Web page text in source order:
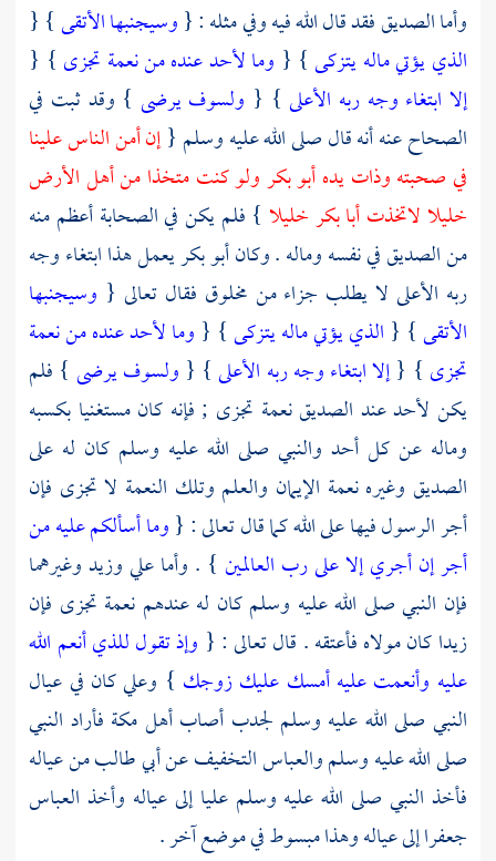
وأماالصديقفقد قال الله فيه وفي مثله : {وسيجنبها الأتقى} {
الذي يؤتي ماله يتزكى} { وما لأحد عنده من نعمة تجزى } {
إلا ابتغاء وجه ربه الأعلى } { ولسوف يرضى } وقد ثبت في
الصحاح عنه أنه قال صلى الله عليه وسلم {إن أمن الناس علينا
في صحبته وذات يدهأبو بكرولو كنت متخذا من أهل الأرض
خليلا لاتخذتأبا بكرخليلا } فلم يكن في الصحابة أعظم منه
منالصديقفي نفسه وماله . وكانأبو بكريعمل هذا ابتغاء وجه
ربه الأعلى لا يطلب جزاء من مخلوق فقال تعالى { وسيجنبها
الأتقى} { الذي يؤتي ماله يتزكى} { وما لأحد عنده من نعمة
تجزى } {إلا ابتغاء وجه ربه الأعلى} { ولسوف يرضى } فلم
يكن لأحد عند الصديقنعمة تجزى ; فإنه كان مستغنيا بكسبه
وماله عن كل أحد والنبي صلى الله عليه وسلم كان له على
الصديق وغيره نعمة الإيمان والعلم وتلك النعمة لا تجزى فإن
أجر الرسول فيها على الله كما قال تعالى : {وما أسألكم عليه من
أجر إن أجري إلا على رب العالمين } . وأماعليوزيدوغيرهما
فإن النبي صلى الله عليه وسلم كان له عندهم نعمة تجزى فإن
زيداكان مولاه فأعتقه . قال تعالى : { وإذ تقول للذي أنعم الله
عليه وأنعمت عليه أمسك عليك زوجك } وعليكان في عيال
النبي صلى الله عليه وسلم لجدب أصابأهلمكة فأراد النبي
صلى الله عليه وسلموالعباسالتخفيف عنأبي طالبمن عياله
فأخذ النبي صلى الله عليه وسلمعلياإلى عياله وأخذ العباس
جعفراإلى عياله وهذا مبسوط في موضع آخر .